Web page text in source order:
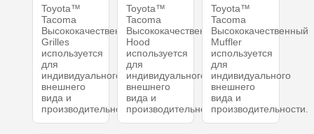
Toyota™
Tacoma
Высококачественный
Grilles
используется
для
индивидуального
внешнего
вида и
производительности.
Toyota™
Tacoma
Высококачественный
Hood
используется
для
индивидуального
внешнего
вида и
производительности.
Toyota™
Tacoma
Высококачественный
Muffler
используется
для
индивидуального
внешнего
вида и
производительности.